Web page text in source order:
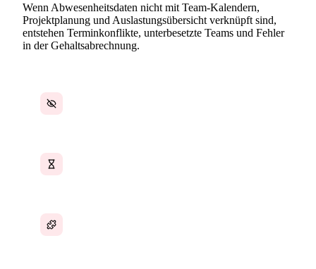
Wenn Abwesenheitsdaten nicht mit Team-Kalendern,
Projektplanung und Auslastungsübersicht verknüpft sind,
entstehen Terminkonflikte, unterbesetzte Teams und Fehler
in der Gehaltsabrechnung.